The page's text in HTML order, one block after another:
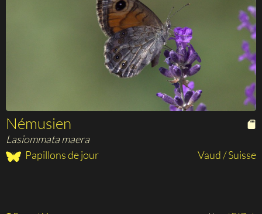
Némusien
Lasiommata maera
Papillons de jour
Vaud / Suisse